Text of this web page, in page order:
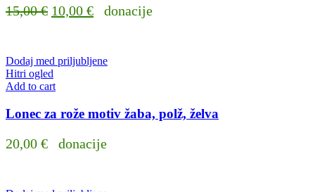
15,00€ Original
15,00 €.
10,00 €Current
10,00 €.
donacije
Dodaj med priljubljene
Hitri ogled
Add to cart
Lonec za rože motiv žaba, polž, želva
20,00 € donacije